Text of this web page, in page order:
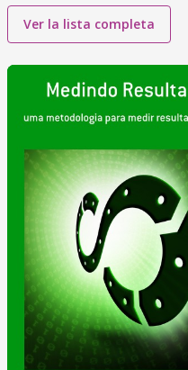
Ver la lista completa